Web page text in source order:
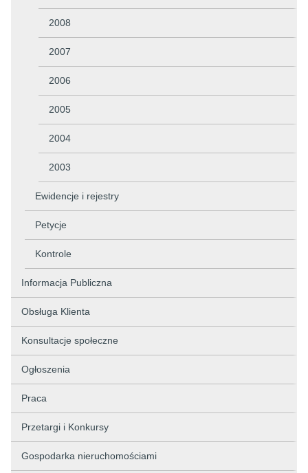
2008
2007
2006
2005
2004
2003
Ewidencje i rejestry
Petycje
Kontrole
Informacja Publiczna
Obsługa Klienta
Konsultacje społeczne
Ogłoszenia
Praca
Przetargi i Konkursy
Gospodarka nieruchomościami